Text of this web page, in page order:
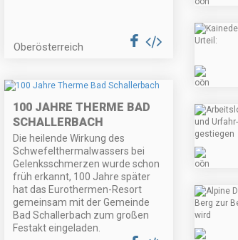
Oberösterreich
100 JAHRE THERME BAD
SCHALLERBACH
Die heilende Wirkung des
Schwefelthermalwassers bei
Gelenksschmerzen wurde schon
früh erkannt, 100 Jahre später
hat das Eurothermen-Resort
gemeinsam mit der Gemeinde
Bad Schallerbach zum großen
Festakt eingeladen.